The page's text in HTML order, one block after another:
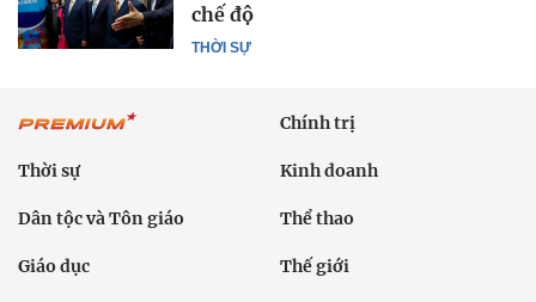
THỜI SỰ
chế độ
Chính trị
Thời sự Kinh doanh
Dân tộc và Tôn giáo Thể thao
Giáo dục Thế giới